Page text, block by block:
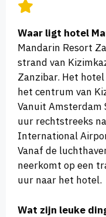
Waar ligt hotel
Mandarin Resort
strand van
Zanzibar. Het
het centrum van
Vanuit Amsterdam
uur rechtstreeks
International
Vanaf de
neerkomt op een
uur naar het hotel.
Wat zijn leuke